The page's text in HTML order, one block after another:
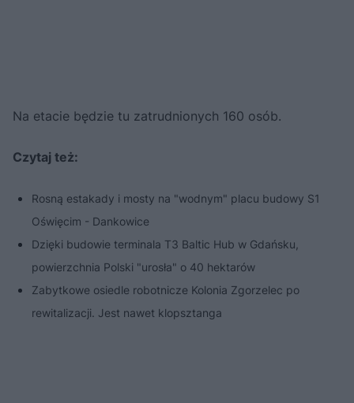
Na etacie będzie tu zatrudnionych 160 osób.
Czytaj też:
Rosną estakady i mosty na "wodnym" placu budowy S1
Oświęcim - Dankowice
Dzięki budowie terminala T3 Baltic Hub w Gdańsku,
powierzchnia Polski "urosła" o 40 hektarów
Zabytkowe osiedle robotnicze Kolonia Zgorzelec po
rewitalizacji. Jest nawet klopsztanga